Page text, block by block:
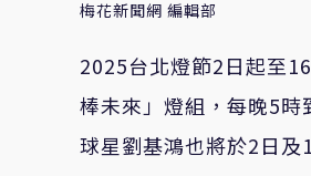
梅花新聞網 編輯部
2025台北燈節2日起至
棒未來」燈組，每晚5
球星劉基鴻也將於2日及